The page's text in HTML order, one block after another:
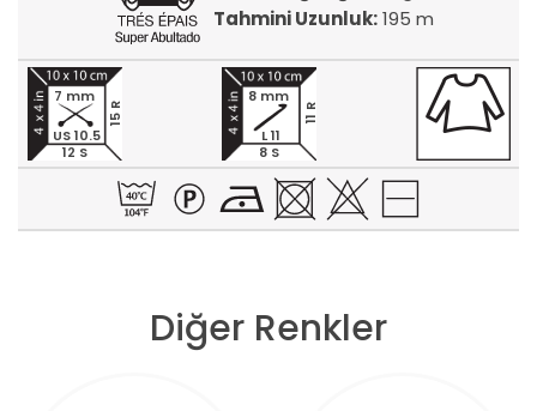
Tahmini Uzunluk:195 m
12 S
15 R
7 mm
US 10.5
8 S
11 R
8 mm
L 11
Diğer Renkler